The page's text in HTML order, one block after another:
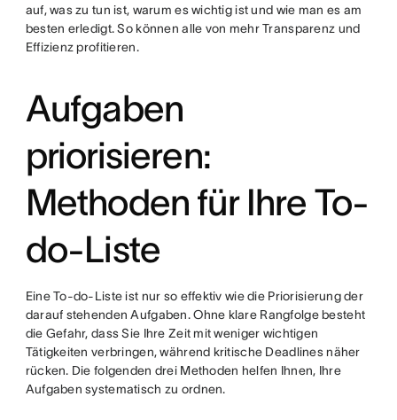
auf, was zu tun ist, warum es wichtig ist und wie man es am
besten erledigt. So können alle von mehr Transparenz und
Effizienz profitieren.
Aufgaben
priorisieren:
Methoden für Ihre To-
do-Liste
Eine To-do-Liste ist nur so effektiv wie die Priorisierung der
darauf stehenden Aufgaben. Ohne klare Rangfolge besteht
die Gefahr, dass Sie Ihre Zeit mit weniger wichtigen
Tätigkeiten verbringen, während kritische Deadlines näher
rücken. Die folgenden drei Methoden helfen Ihnen, Ihre
Aufgaben systematisch zu ordnen.